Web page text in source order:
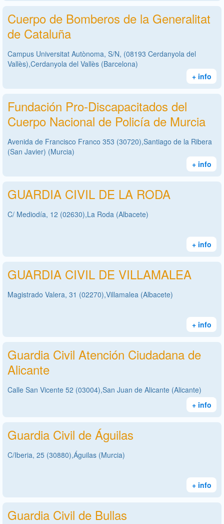
Cuerpo de Bomberos de la Generalitat
de Cataluña
Campus Universitat Autònoma, S/N, (08193 Cerdanyola del
Vallès),Cerdanyola del Vallès (Barcelona)
+ info
Fundación Pro-Discapacitados del
Cuerpo Nacional de Policía de Murcia
Avenida de Francisco Franco 353 (30720),Santiago de la Ribera
(San Javier) (Murcia)
+ info
GUARDIA CIVIL DE LA RODA
C/ Mediodía, 12 (02630),La Roda (Albacete)
+ info
GUARDIA CIVIL DE VILLAMALEA
Magistrado Valera, 31 (02270),Villamalea (Albacete)
+ info
Guardia Civil Atención Ciudadana de
Alicante
Calle San Vicente 52 (03004),San Juan de Alicante (Alicante)
+ info
Guardia Civil de Águilas
C/Iberia, 25 (30880),Águilas (Murcia)
+ info
Guardia Civil de Bullas